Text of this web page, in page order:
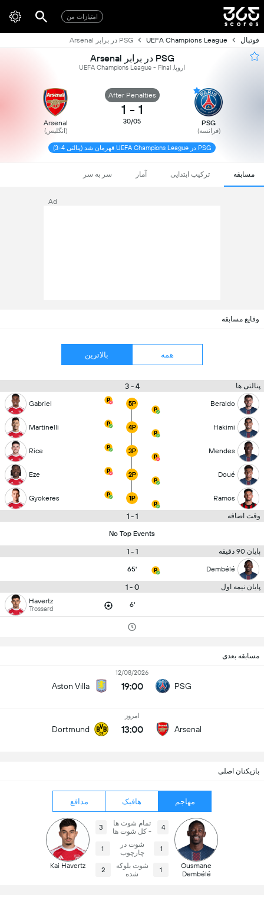
امتیازات من
فوتبال UEFA Champions League PSG در برابر Arsenal
PSG در برابر Arsenal
اروپا, UEFA Champions League - Final
PSG
(فرانسه)
After Penalties
1
-
1
30/05
Arsenal
(انگلیس)
PSG در UEFA Champions League قهرمان شد (پنالتی 4-3)
مسابقه ترکیب ابتدایی آمار سر به سر
Ad
وقایع مسابقه
همه بالاترین
پنالتی ها 4 - 3
Beraldo
5P
Gabriel
Hakimi
4P
Martinelli
Mendes
3P
Rice
Doué
2P
Eze
Ramos
1P
Gyokeres
وقت اضافه 1 - 1
No Top Events
پایان 90 دقیقه 1 - 1
Dembélé
65'
پایان نیمه اول 0 - 1
6'
Havertz
Trossard
مسابقه بعدی
PSG
12/08/2026
19:00
Aston Villa
Arsenal
امروز
13:00
Dortmund
بازیکنان اصلی
مهاجم هافبک مدافع
Ousmane
Dembélé
4
تمام شوت ها
- کل شوت ها
3
1
شوت در
چارچوب
1
1
شوت بلوکه
شده
2
Kai Havertz